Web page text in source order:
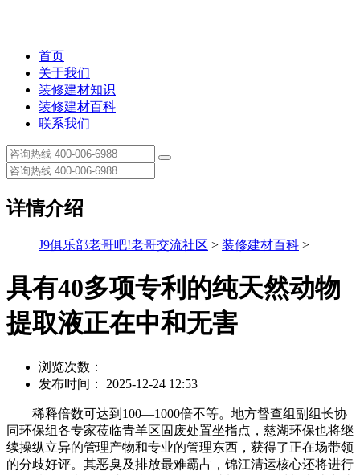
首页
关于我们
装修建材知识
装修建材百科
联系我们
详情介绍
J9俱乐部老哥吧!老哥交流社区 > 装修建材百科 >
具有40多项专利的纯天然动物
提取液正在中和无害
浏览次数：
发布时间： 2025-12-24 12:53
稀释倍数可达到100—1000倍不等。地方督查组副组长协
同环保组各专家莅临青羊区固废处置坐指点，慈湖环保也将继
续操纵立异的管理产物和专业的管理东西，获得了正在场带领
的分歧好评。其恶臭及排放最难霸占，锦江清运核心还将进行